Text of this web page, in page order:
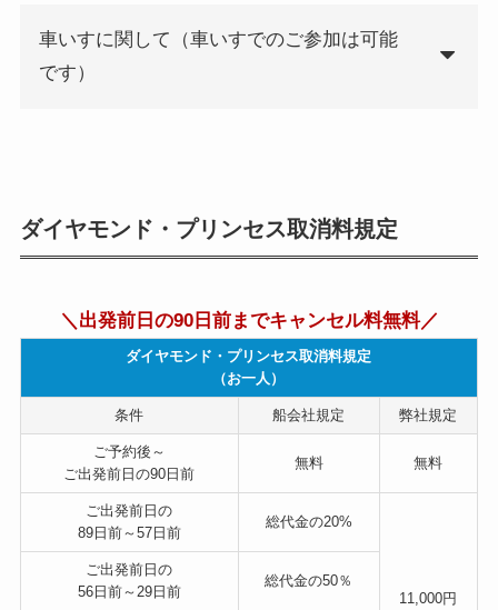
車いすに関して（車いすでのご参加は可能
です）
ダイヤモンド・プリンセス取消料規定
＼出発前日の90日前までキャンセル料無料／
ダイヤモンド・プリンセス取消料規定
（お一人）
条件 船会社規定 弊社規定
ご予約後～
ご出発前日の90日前
無料 無料
ご出発前日の
89日前～57日前
総代金の20%
11,000円
ご出発前日の
56日前～29日前
総代金の50％